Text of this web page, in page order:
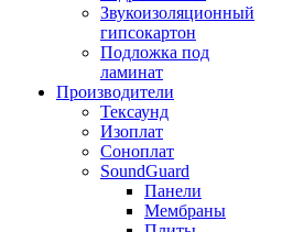
Звукоизоляционный
гипсокартон
Подложка под
ламинат
Производители
Тексаунд
Изоплат
Соноплат
SoundGuard
Панели
Мембраны